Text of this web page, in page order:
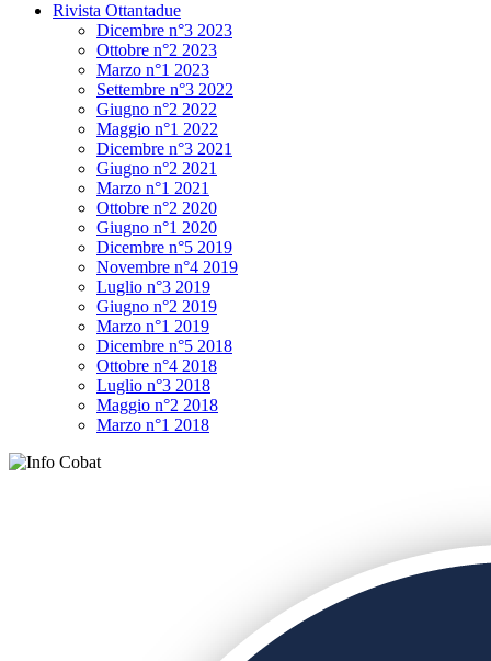
Rivista Ottantadue
Dicembre n°3 2023
Ottobre n°2 2023
Marzo n°1 2023
Settembre n°3 2022
Giugno n°2 2022
Maggio n°1 2022
Dicembre n°3 2021
Giugno n°2 2021
Marzo n°1 2021
Ottobre n°2 2020
Giugno n°1 2020
Dicembre n°5 2019
Novembre n°4 2019
Luglio n°3 2019
Giugno n°2 2019
Marzo n°1 2019
Dicembre n°5 2018
Ottobre n°4 2018
Luglio n°3 2018
Maggio n°2 2018
Marzo n°1 2018